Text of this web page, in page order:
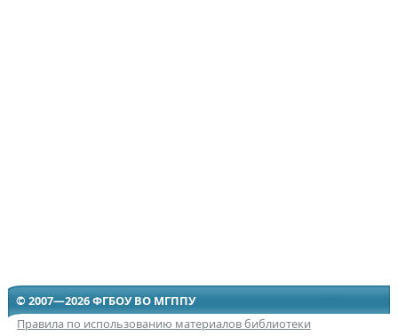
© 2007—2026 ФГБОУ ВО МГППУ
Правила по использованию материалов библиотеки